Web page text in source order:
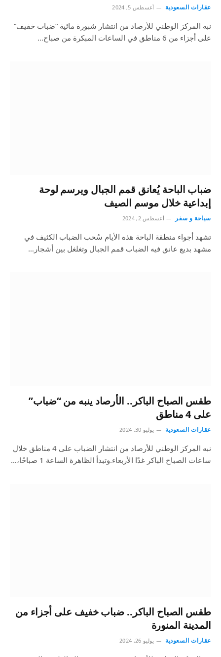
عقارات السعودية أغسطس 5, 2024
نبه المركز الوطني للأرصاد من انتشار شبورة مائية “ضباب خفيف”
على أجزاء من 6 مناطق في الساعات المبكرة من صباح…
ضباب الباحة يُعانق قمم الجبال ويرسم لوحة
إبداعية خلال موسم الصيف
سياحة و سفر أغسطس 2, 2024
تشهد أجواء منطقة الباحة هذه الأيام سُحب الضباب الكثيف في
مشهد بديع عانق فيه الضباب قمم الجبال وتغلغل بين أشجار…
طقس الصباح الباكر.. الأرصاد ينبه من “ضباب”
على 4 مناطق
عقارات السعودية يوليو 30, 2024
نبه المركز الوطني للأرصاد من انتشار الضباب على 4 مناطق خلال
ساعات الصباح الباكر غدًا الأربعاء.وتبدأ الظاهرة الساعة 1 صباحًا،…
طقس الصباح الباكر.. ضباب خفيف على أجزاء من
المدينة المنورة
عقارات السعودية يوليو 26, 2024